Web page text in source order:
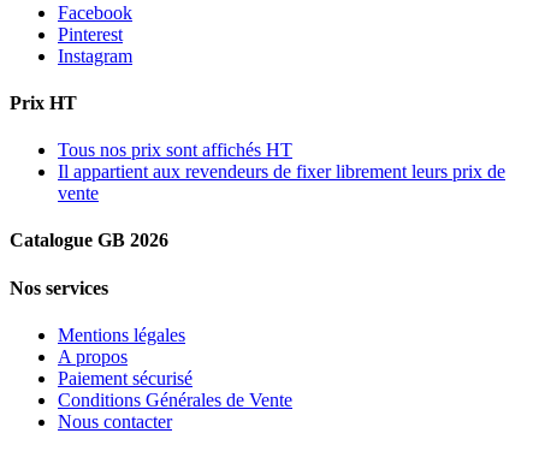
Facebook
Pinterest
Instagram
Prix HT
Tous nos prix sont affichés HT
Il appartient aux revendeurs de fixer librement leurs prix de
vente
Catalogue GB 2026
Nos services
Mentions légales
A propos
Paiement sécurisé
Conditions Générales de Vente
Nous contacter